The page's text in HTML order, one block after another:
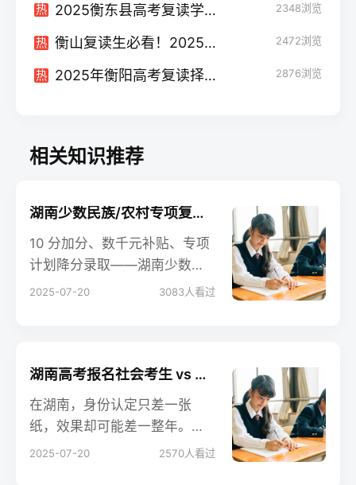
热 2025衡东县高考复读学校全攻略：本地+衡阳+长沙优质选择 2348浏览
热 衡山复读生必看！2025年湖南优质复读学校全攻略（含长沙名校） 2472浏览
热 2025年衡阳高考复读择校全攻略：本地优质推荐与长沙名校对比 2876浏览
相关知识推荐
湖南少数民族/农村专项复读生政策利用最大化指南
10 分加分、数千元补贴、专项
计划降分录取——湖南少数民
族和农村复读生手握的政策红
实现升学逆袭。
2025-07-20 3083人看过
湖南高考报名社会考生 vs 复读学校挂靠，优劣详解
在湖南，身份认定只差一张
纸，效果却可能差一整年。看
清自身需求，再决定把“复读”二
2025-07-20 2570人看过